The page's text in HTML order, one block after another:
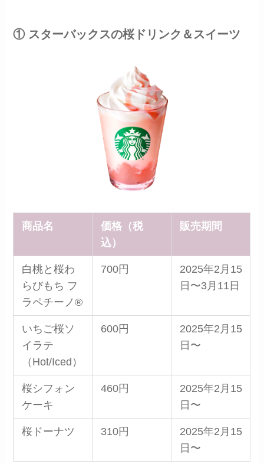
① スターバックスの桜ドリンク＆スイーツ
商品名
価格（税
込）
販売期間
白桃と桜わ
らびもち フ
ラペチーノ®
700円
2025年2月15
日〜3月11日
いちご桜ソ
イラテ
（Hot/Iced）
600円
2025年2月15
日〜
桜シフォン
ケーキ
460円
2025年2月15
日〜
桜ドーナツ 310円
2025年2月15
日〜